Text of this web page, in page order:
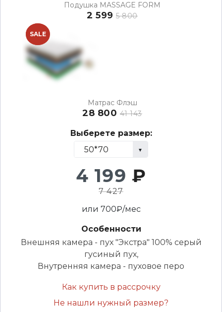
Подушка MASSAGE FORM
2 5995 800
NEW
SALE
Матрас Флэш
28 800 41 143
Выберете размер:
4 199 ₽
7 427
или 700₽/мес
Особенности
Внешняя камера - пух "Экстра" 100% серый
гусиный пух,
Внутренняя камера - пуховое перо
Как купить в рассрочку
Не нашли нужный размер?